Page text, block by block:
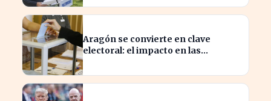
Aragón se convierte en clave
electoral: el impacto en las